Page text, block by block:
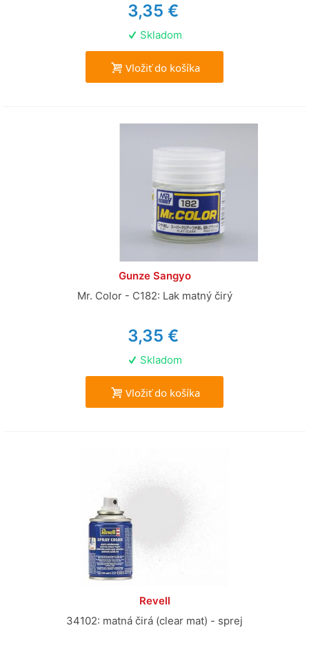
3,35 €
Skladom
Vložiť do košíka
Gunze Sangyo
Mr. Color - C182: Lak matný čirý
3,35 €
Skladom
Vložiť do košíka
Revell
34102: matná čirá (clear mat) - sprej